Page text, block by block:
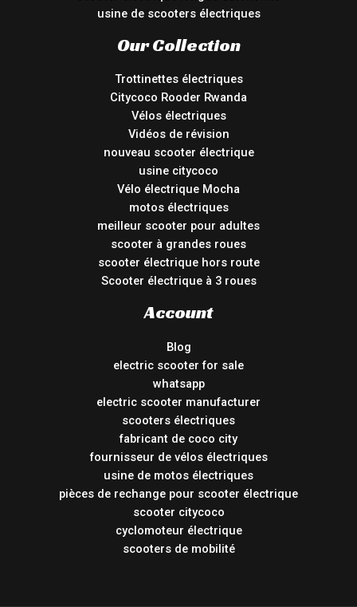
usine de scooters électriques
Our Collection
Trottinettes électriques
Citycoco Rooder Rwanda
Vélos électriques
Vidéos de révision
nouveau scooter électrique
usine citycoco
Vélo électrique Mocha
motos électriques
meilleur scooter pour adultes
scooter à grandes roues
scooter électrique hors route
Scooter électrique à 3 roues
Account
Blog
electric scooter for sale
whatsapp
electric scooter manufacturer
scooters électriques
fabricant de coco city
fournisseur de vélos électriques
usine de motos électriques
pièces de rechange pour scooter électrique
scooter citycoco
cyclomoteur électrique
scooters de mobilité